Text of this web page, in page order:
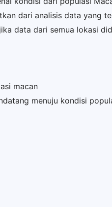
dari analisis data yang
data dari semua lokasi
macan
menuju kondisi